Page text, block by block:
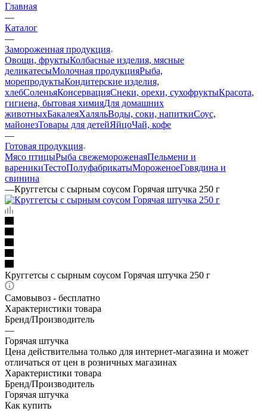
Главная
—
Каталог
—
Замороженная продукция
Овощи, фруктыКолбасные изделия, мясные
деликатесыМолочная продукцияРыба,
морепродуктыКондитерские изделия,
хлебСоленьяКонсервацияСнеки, орехи, сухофруктыКрасота,
гигиена, бытовая химияДля домашних
животныхБакалеяХаляльВоды, соки, напиткиСоус,
майонезТовары для детейЯйцоЧай, кофе
—
Готовая продукция
Мясо птицыРыба свежемороженаяПельмени и
вареникиТестоПолуфабрикатыМороженоеГовядина и
свинина
—Круггетсы с сырным соусом Горячая штучка 250 г
Круггетсы с сырным соусом Горячая штучка 250 г
Самовывоз - бесплатно
Характеристики товара
Бренд/Производитель
—
Горячая штучка
Цена действительна только для интернет-магазина и может
отличаться от цен в розничных магазинах
Характеристики товара
Бренд/Производитель
Горячая штучка
Как купить